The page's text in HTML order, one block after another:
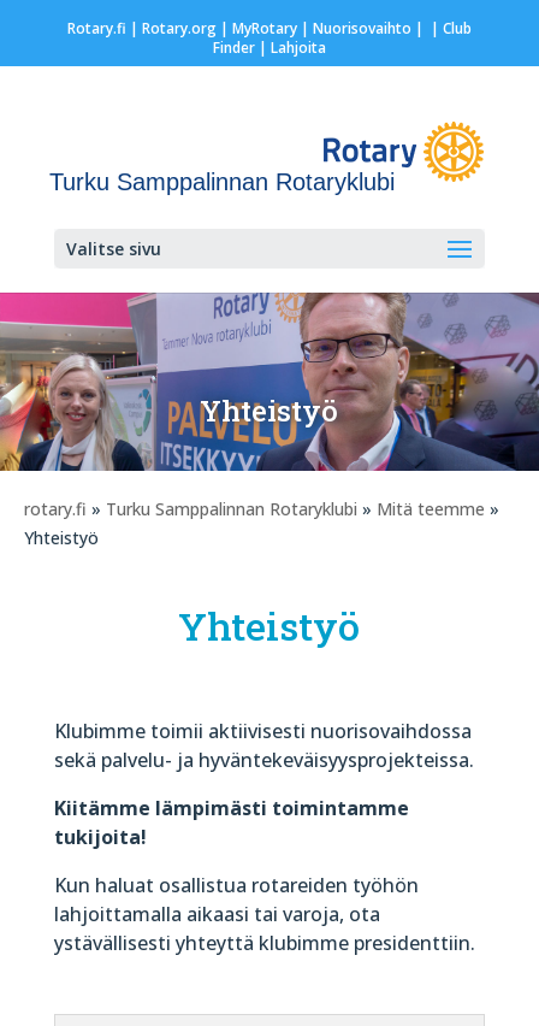
Rotary.fi | Rotary.org| MyRotary | Nuorisovaihto | | Club
Finder| Lahjoita
Turku Samppalinnan Rotaryklubi
Valitse sivu
Yhteistyö
rotary.fi » Turku Samppalinnan Rotaryklubi » Mitä teemme »
Yhteistyö
Yhteistyö
Klubimme toimii aktiivisesti nuorisovaihdossa
sekä palvelu- ja hyväntekeväisyysprojekteissa.
Kiitämme lämpimästi toimintamme
tukijoita!
Kun haluat osallistua rotareiden työhön
lahjoittamalla aikaasi tai varoja, ota
ystävällisesti yhteyttä klubimme presidenttiin.